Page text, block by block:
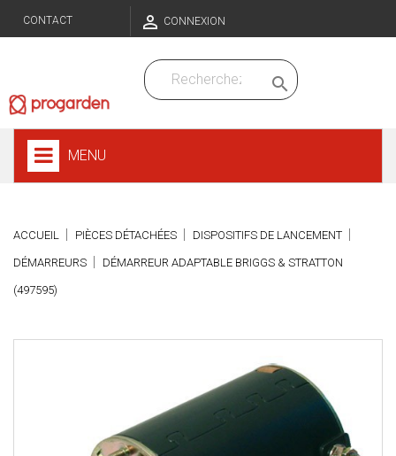
CONTACT  CONNEXION

MENU
ACCUEIL PIÈCES DÉTACHÉES DISPOSITIFS DE LANCEMENT
DÉMARREURS DÉMARREUR ADAPTABLE BRIGGS & STRATTON
(497595)